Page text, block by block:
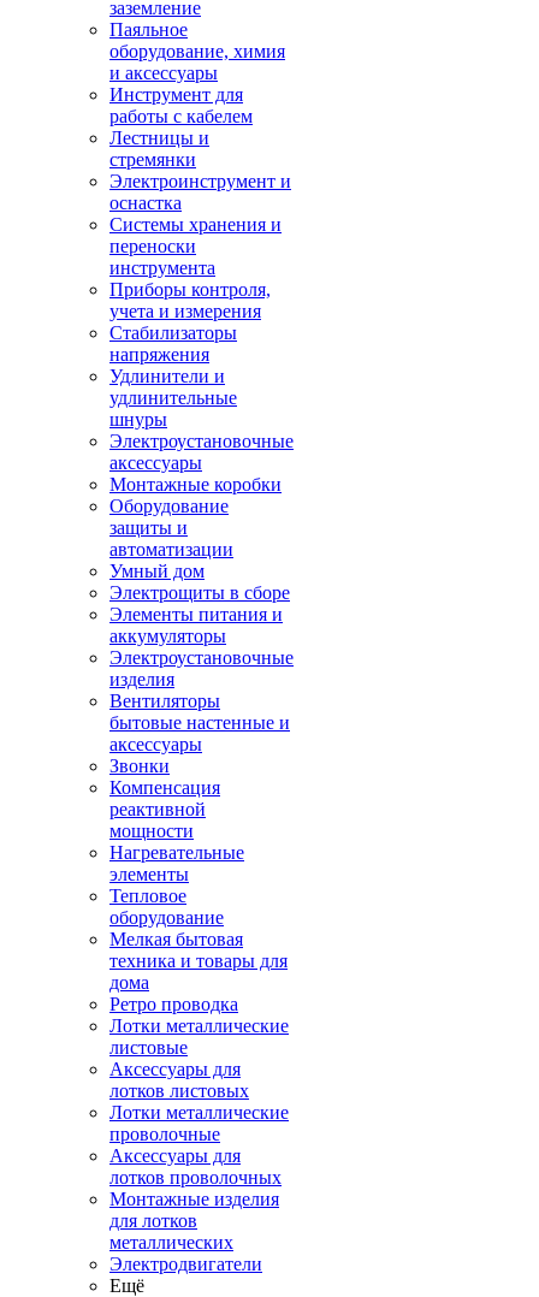
заземление
Паяльное
оборудование, химия
и аксессуары
Инструмент для
работы с кабелем
Лестницы и
стремянки
Электроинструмент и
оснастка
Системы хранения и
переноски
инструмента
Приборы контроля,
учета и измерения
Стабилизаторы
напряжения
Удлинители и
удлинительные
шнуры
Электроустановочные
аксессуары
Монтажные коробки
Оборудование
защиты и
автоматизации
Умный дом
Электрощиты в сборе
Элементы питания и
аккумуляторы
Электроустановочные
изделия
Вентиляторы
бытовые настенные и
аксессуары
Звонки
Компенсация
реактивной
мощности
Нагревательные
элементы
Тепловое
оборудование
Мелкая бытовая
техника и товары для
дома
Ретро проводка
Лотки металлические
листовые
Аксессуары для
лотков листовых
Лотки металлические
проволочные
Аксессуары для
лотков проволочных
Монтажные изделия
для лотков
металлических
Электродвигатели
Ещё